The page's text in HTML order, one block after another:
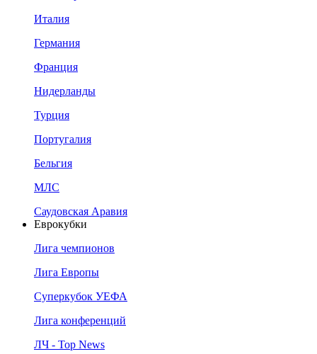
Италия
Германия
Франция
Нидерланды
Турция
Португалия
Бельгия
МЛС
Саудовская Аравия
Еврокубки
Лига чемпионов
Лига Европы
Суперкубок УЕФА
Лига конференций
ЛЧ - Top News